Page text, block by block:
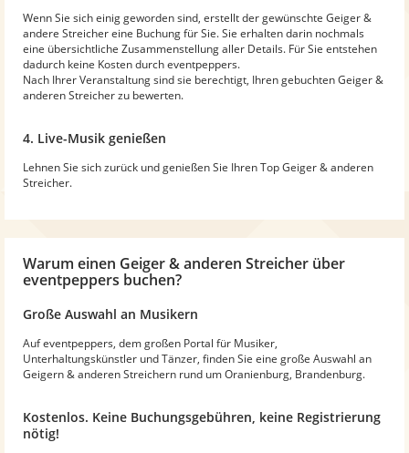
Wenn Sie sich einig geworden sind, erstellt der gewünschte Geiger &
andere Streicher eine Buchung für Sie. Sie erhalten darin nochmals
eine übersichtliche Zusammenstellung aller Details. Für Sie entstehen
dadurch keine Kosten durch eventpeppers.
Nach Ihrer Veranstaltung sind sie berechtigt, Ihren gebuchten Geiger &
anderen Streicher zu bewerten.
4. Live-Musik genießen
Lehnen Sie sich zurück und genießen Sie Ihren Top Geiger & anderen
Streicher.
Warum einen Geiger & anderen Streicher über
eventpeppers buchen?
Große Auswahl an Musikern
Auf eventpeppers, dem großen Portal für Musiker,
Unterhaltungskünstler und Tänzer, finden Sie eine große Auswahl an
Geigern & anderen Streichern rund um Oranienburg, Brandenburg.
Kostenlos. Keine Buchungsgebühren, keine Registrierung
nötig!